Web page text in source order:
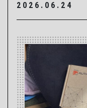
2026.06.24